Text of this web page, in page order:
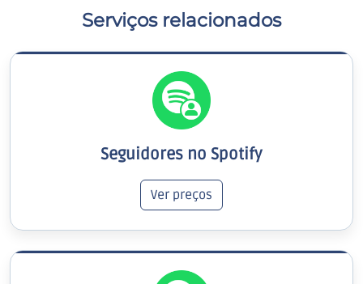
Serviços relacionados
Seguidores no Spotify
Ver preços